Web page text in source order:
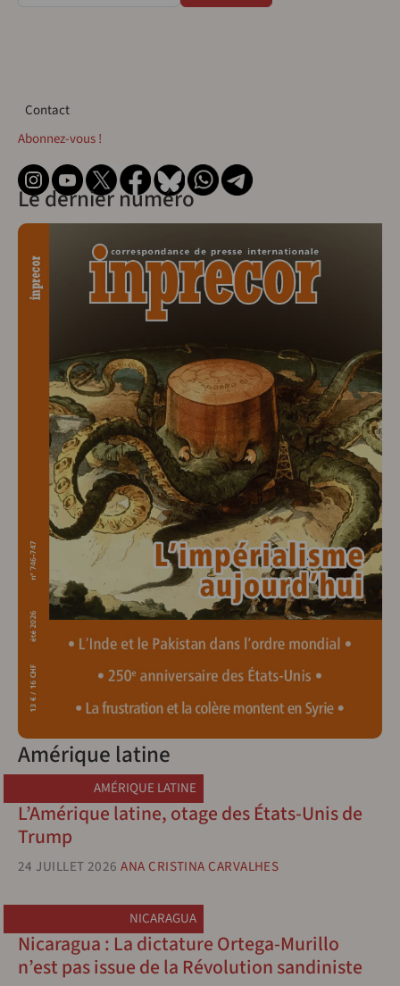
Contact
Contact
Abonnez-vous !
Le dernier numéro
Amérique latine
AMÉRIQUE LATINE
L’Amérique latine, otage des États-Unis de
Trump
24 JUILLET 2026 ANA CRISTINA CARVALHES
NICARAGUA
Nicaragua : La dictature Ortega-Murillo
n’est pas issue de la Révolution sandiniste